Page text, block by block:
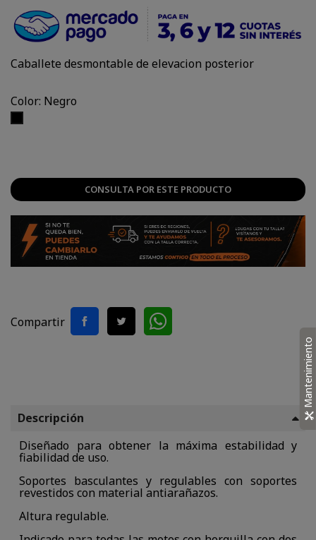
Caballete desmontable de elevacion posterior
Color: Negro
CONSULTA POR ESTE PRODUCTO
Compartir
Descripción
Diseñado para obtener la máxima estabilidad y
fiabilidad de uso.
Soportes basculantes y regulables con soportes
revestidos con material antiarañazos.
Altura regulable.
Mantenimiento